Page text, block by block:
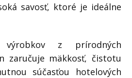
savosť, ktoré je ideálne
z prírodných
zaručuje mäkkosť, čistotu
súčasťou hotelových